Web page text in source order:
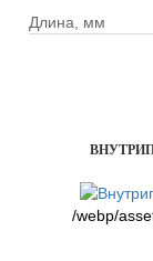
Длина, мм
/webp/